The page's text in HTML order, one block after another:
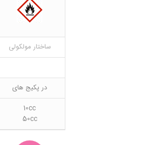
ساختار مولکولی
در پکیج های
10cc
50cc